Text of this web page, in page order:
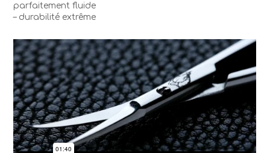
parfaitement fluide
– durabilité extrême